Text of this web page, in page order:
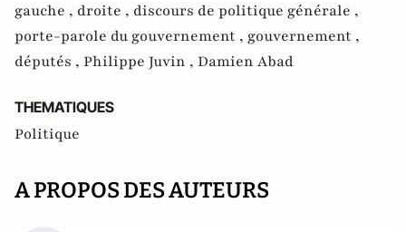
gauche , droite , discours de politique générale ,
porte-parole du gouvernement , gouvernement ,
députés , Philippe Juvin , Damien Abad
THEMATIQUES
Politique
A PROPOS DES AUTEURS